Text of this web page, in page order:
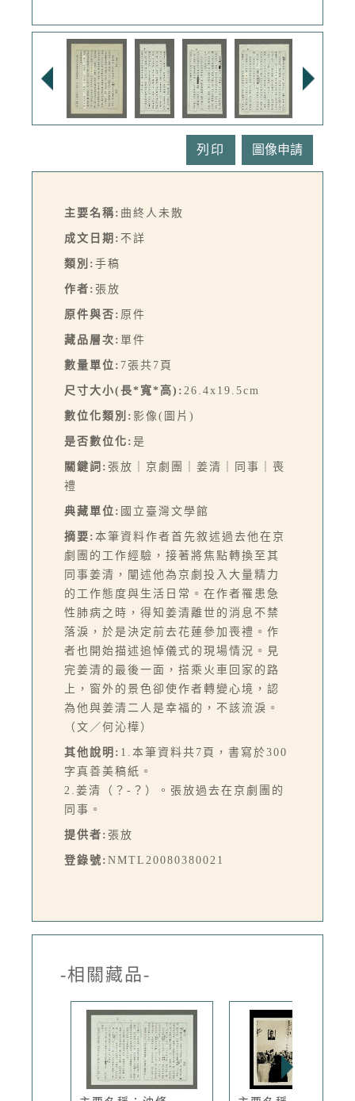
列印
主要名稱: 曲終人未散
成文日期: 不詳
類別: 手稿
作者: 張放
原件與否: 原件
藏品層次: 單件
數量單位: 7張共7頁
尺寸大小(長*寬*高): 26.4x19.5cm
數位化類別: 影像(圖片)
是否數位化: 是
關鍵詞: 張放｜京劇團｜姜清｜同事｜喪
禮
典藏單位: 國立臺灣文學館
摘要: 本筆資料作者首先敘述過去他在京
劇團的工作經驗，接著將焦點轉換至其
同事姜清，闡述他為京劇投入大量精力
的工作態度與生活日常。在作者罹患急
性肺病之時，得知姜清離世的消息不禁
落淚，於是決定前去花蓮參加喪禮。作
者也開始描述追悼儀式的現場情況。見
完姜清的最後一面，搭乘火車回家的路
上，窗外的景色卻使作者轉變心境，認
為他與姜清二人是幸福的，不該流淚。
（文／何沁樺）
其他說明: 1.本筆資料共7頁，書寫於300
字真善美稿紙。
2.姜清（？-？）。張放過去在京劇團的
同事。
提供者: 張放
登錄號: NMTL20080380021
-相關藏品-